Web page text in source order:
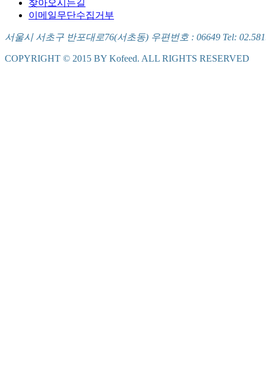
찾아오시는길
이메일무단수집거부
서울시 서초구 반포대로76(서초동) 우편번호 : 06649 Tel:
COPYRIGHT © 2015 BY Kofeed. ALL RIGHTS RESERVED